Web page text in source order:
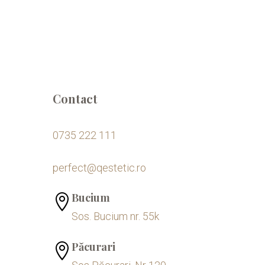
Contact
0735 222 111
perfect@qestetic.ro
 Bucium
Sos. Bucium nr. 55k
Păcurari